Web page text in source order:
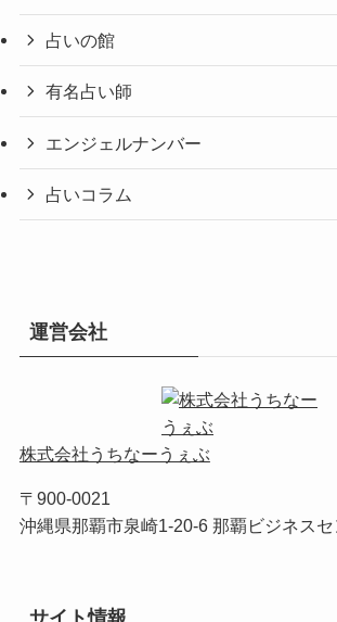
占いの館
有名占い師
エンジェルナンバー
占いコラム
運営会社
株式会社うちなーうぇぶ
〒900-0021
沖縄県那覇市泉崎1-20-6 那覇ビジネス
サイト情報